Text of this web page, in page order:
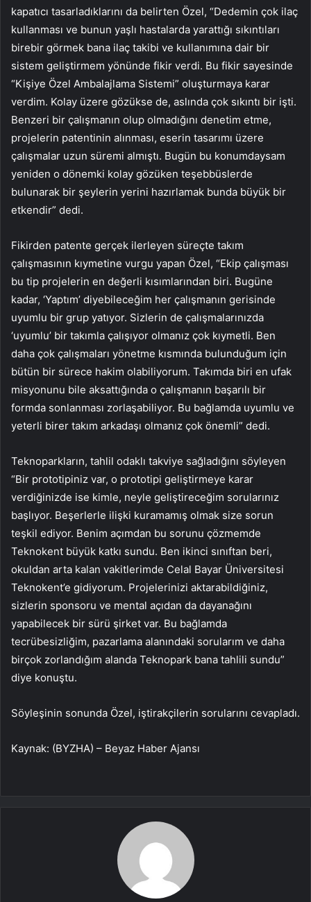
kapatıcı tasarladıklarını da belirten Özel, “Dedemin çok ilaç
kullanması ve bunun yaşlı hastalarda yarattığı sıkıntıları
birebir görmek bana ilaç takibi ve kullanımına dair bir
sistem geliştirmem yönünde fikir verdi. Bu fikir sayesinde
“Kişiye Özel Ambalajlama Sistemi” oluşturmaya karar
verdim. Kolay üzere gözükse de, aslında çok sıkıntı bir işti.
Benzeri bir çalışmanın olup olmadığını denetim etme,
projelerin patentinin alınması, eserin tasarımı üzere
çalışmalar uzun süremi almıştı. Bugün bu konumdaysam
yeniden o dönemki kolay gözüken teşebbüslerde
bulunarak bir şeylerin yerini hazırlamak bunda büyük bir
etkendir” dedi.
Fikirden patente gerçek ilerleyen süreçte takım
çalışmasının kıymetine vurgu yapan Özel, “Ekip çalışması
bu tip projelerin en değerli kısımlarından biri. Bugüne
kadar, ‘Yaptım’ diyebileceğim her çalışmanın gerisinde
uyumlu bir grup yatıyor. Sizlerin de çalışmalarınızda
‘uyumlu’ bir takımla çalışıyor olmanız çok kıymetli. Ben
daha çok çalışmaları yönetme kısmında bulunduğum için
bütün bir sürece hakim olabiliyorum. Takımda biri en ufak
misyonunu bile aksattığında o çalışmanın başarılı bir
formda sonlanması zorlaşabiliyor. Bu bağlamda uyumlu ve
yeterli birer takım arkadaşı olmanız çok önemli” dedi.
Teknoparkların, tahlil odaklı takviye sağladığını söyleyen
“Bir prototipiniz var, o prototipi geliştirmeye karar
verdiğinizde ise kimle, neyle geliştireceğim sorularınız
başlıyor. Beşerlerle ilişki kuramamış olmak size sorun
teşkil ediyor. Benim açımdan bu sorunu çözmemde
Teknokent büyük katkı sundu. Ben ikinci sınıftan beri,
okuldan arta kalan vakitlerimde Celal Bayar Üniversitesi
Teknokent’e gidiyorum. Projelerinizi aktarabildiğiniz,
sizlerin sponsoru ve mental açıdan da dayanağını
yapabilecek bir sürü şirket var. Bu bağlamda
tecrübesizliğim, pazarlama alanındaki sorularım ve daha
birçok zorlandığım alanda Teknopark bana tahlili sundu”
diye konuştu.
Söyleşinin sonunda Özel, iştirakçilerin sorularını cevapladı.
Kaynak: (BYZHA) – Beyaz Haber Ajansı